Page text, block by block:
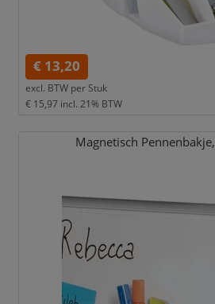
€ 13,20
excl. BTW per Stuk
€ 15,97 incl. 21% BTW
Magnetisch Pennenbakje,